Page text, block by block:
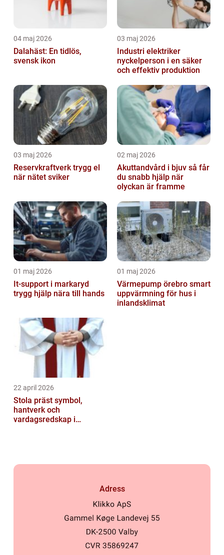
04 maj 2026
Dalahäst: En tidlös,
svensk ikon
03 maj 2026
Industri elektriker
nyckelperson i en säker
och effektiv produktion
03 maj 2026
Reservkraftverk trygg el
när nätet sviker
02 maj 2026
Akuttandvård i bjuv så får
du snabb hjälp när
olyckan är framme
01 maj 2026
It-support i markaryd
trygg hjälp nära till hands
01 maj 2026
Värmepump örebro smart
uppvärmning för hus i
inlandsklimat
22 april 2026
Stola präst symbol,
hantverk och
vardagsredskap i
Adress